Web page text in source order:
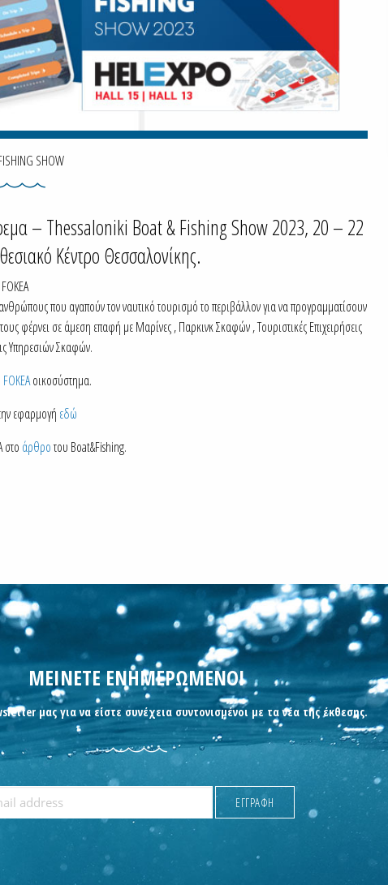
SHOW
– Thessaloniki Boat & Fishing Show 2023, 20 – 22
Κέντρο Θεσσαλονίκης.
FOKEA
που αγαπούν τον ναυτικό τουρισμό το περιβάλλον για να προγραμματίσουν
φέρνει σε άμεση επαφή με Μαρίνες , Παρκινκ Σκαφών , Τουριστικές Επιχειρήσεις
Υπηρεσιών Σκαφών.
FOKEAοικοσύστημα.
εφαρμογή εδώ
στο άρθροτου Boat&Fishing.
ΜΕΙΝΕΤΕ ΕΝΗΜΕΡΩΜΕΝΟΙ
μας για να είστε συνέχεια συντονισμένοι με τα νέα της έκθεσης.